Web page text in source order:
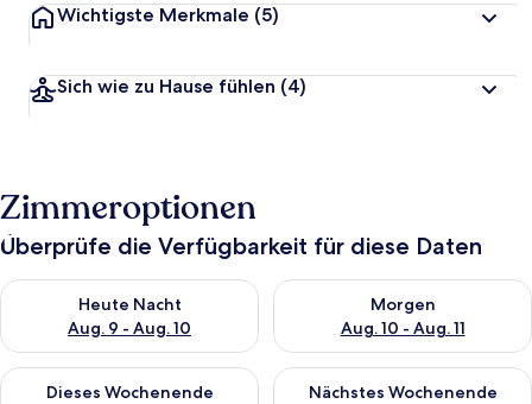
Wichtigste Merkmale (5)
Sich wie zu Hause fühlen (4)
Zimmeroptionen
Überprüfe die Verfügbarkeit für diese Daten
Heute Nacht
Aug. 9 - Aug. 10
Überprüfe die Verfügbarkeit für heute Nacht, Aug. 9 - Aug.
Morgen
Aug. 10 - Aug. 11
Überprüfe die Verfügbarkeit
Dieses Wochenende
Überprüfe die Verfügbarkeit für dieses Wochenende, Aug. 14
Nächstes Wochenende
Überprüfe die Verfügbarkeit